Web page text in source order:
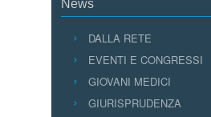
News
DALLA RETE
EVENTI E CONGRESSI
GIOVANI MEDICI
GIURISPRUDENZA